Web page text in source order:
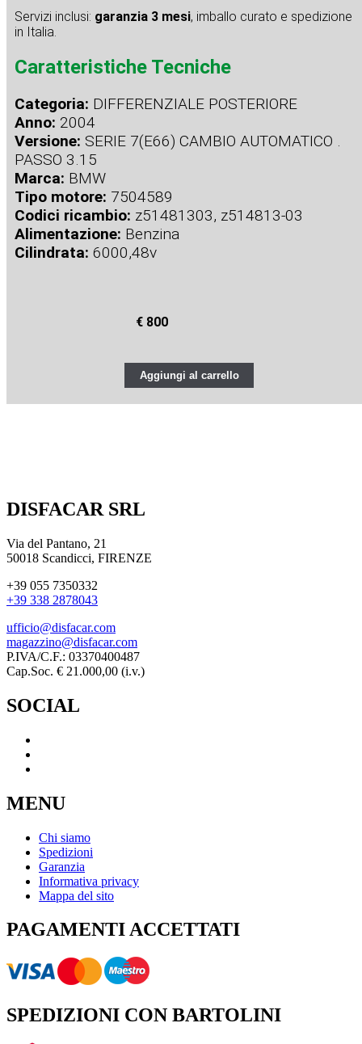
Servizi inclusi: garanzia 3 mesi, imballo curato e spedizione
in Italia.
Caratteristiche Tecniche
Categoria: DIFFERENZIALE POSTERIORE
Anno: 2004
Versione: SERIE 7(E66) CAMBIO AUTOMATICO .
PASSO 3.15
Marca: BMW
Tipo motore: 7504589
Codici ricambio: z51481303, z514813-03
Alimentazione: Benzina
Cilindrata: 6000,48v
€ 800
Aggiungi al carrello
DISFACAR SRL
Via del Pantano, 21
50018 Scandicci, FIRENZE
+39 055 7350332
+39 338 2878043
ufficio@disfacar.com
magazzino@disfacar.com
P.IVA/C.F.: 03370400487
Cap.Soc. € 21.000,00 (i.v.)
SOCIAL
MENU
Chi siamo
Spedizioni
Garanzia
Informativa privacy
Mappa del sito
PAGAMENTI ACCETTATI
SPEDIZIONI CON BARTOLINI